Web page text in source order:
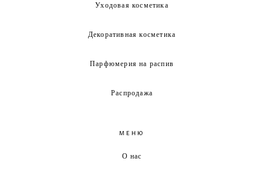
Уходовая косметика
Декоративная косметика
Парфюмерия на распив
Распродажа
МЕНЮ
О нас